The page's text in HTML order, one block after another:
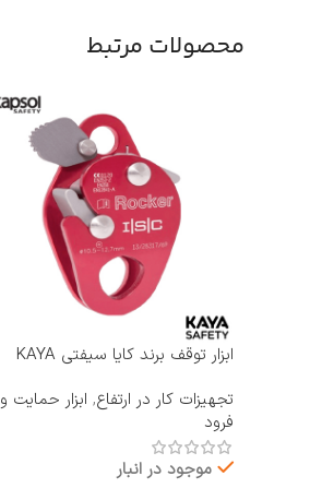
محصولات مرتبط
ابزار توقف برند کایا سیفتی KAYA
تجهیزات کار در ارتفاع, ابزار حمایت و
فرود
موجود در انبار